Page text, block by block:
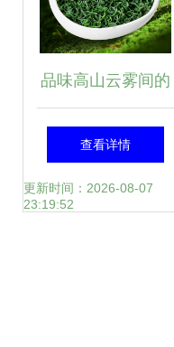
品味高山云雾间的
春意盎然——2019
新茶高山云雾炒青
查看详情
更新时间：2026-08-07
23:19:52